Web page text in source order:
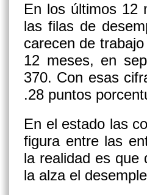
En los últimos 12
las filas de
carecen de
12 meses, en
370. Con esas
.28 puntos
En el estado las
figura entre las
la realidad es que
la alza el